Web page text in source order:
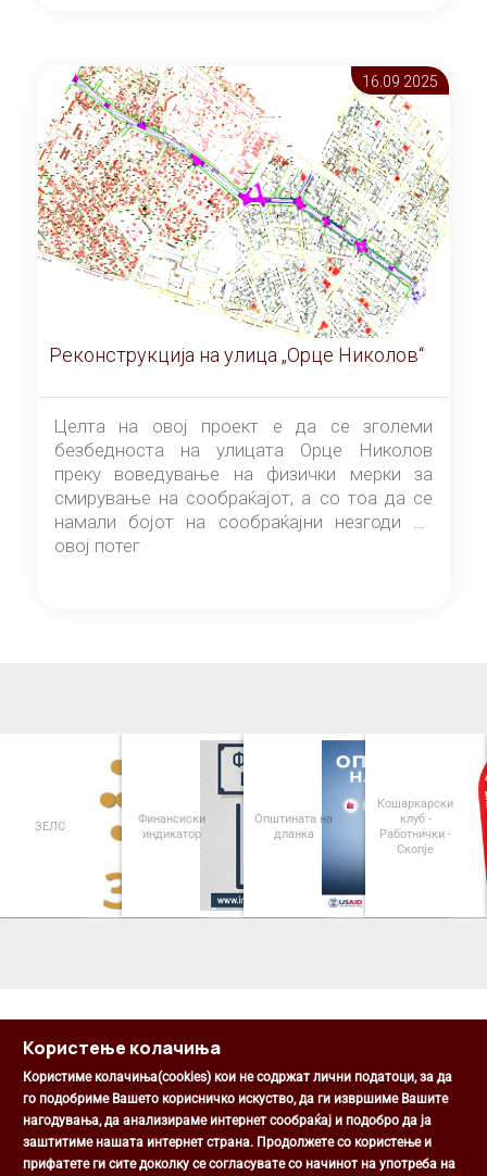
16.09 2025
Реконструкција на улица „Орце Николов“
Целта на овој проект е да се зголеми
безбедноста на улицата Орце Николов
преку воведување на физички мерки за
смирување на сообраќајот, а со тоа да се
намали бојот на сообраќајни незгоди на
овој потег
ЗЕЛС
Финансиски
индикатор
Општината на
дланка
Кошаркарски
клуб -
Работнички -
Скопје
Општина Центар
Михаил Цоков бр. 1, Скопје
Користење колачиња
Користиме колачиња(cookies) кои не содржат лични податоци, за да
го подобриме Вашето корисничко искуство, да ги извршиме Вашите
нагодувања, да анализираме интернет сообраќај и подобро да ја
заштитиме нашата интернет страна. Продолжете со користење и
прифатете ги сите доколку се согласувате со начинот на употреба на